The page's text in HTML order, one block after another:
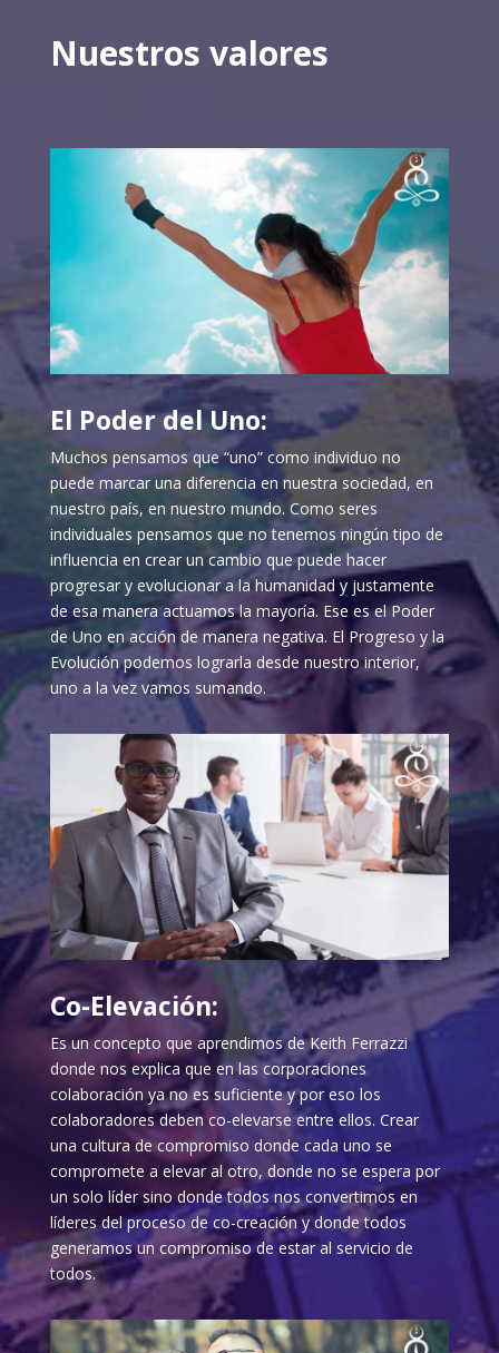
Nuestros valores
El Poder del Uno:
Muchos pensamos que “uno” como individuo no
puede marcar una diferencia en nuestra sociedad, en
nuestro país, en nuestro mundo. Como seres
individuales pensamos que no tenemos ningún tipo de
influencia en crear un cambio que puede hacer
progresar y evolucionar a la humanidad y justamente
de esa manera actuamos la mayoría. Ese es el Poder
de Uno en acción de manera negativa. El Progreso y la
Evolución podemos lograrla desde nuestro interior,
uno a la vez vamos sumando.
Co-Elevación:
Es un concepto que aprendimos de Keith Ferrazzi
donde nos explica que en las corporaciones
colaboración ya no es suficiente y por eso los
colaboradores deben co-elevarse entre ellos. Crear
una cultura de compromiso donde cada uno se
compromete a elevar al otro, donde no se espera por
un solo líder sino donde todos nos convertimos en
líderes del proceso de co-creación y donde todos
generamos un compromiso de estar al servicio de
todos.